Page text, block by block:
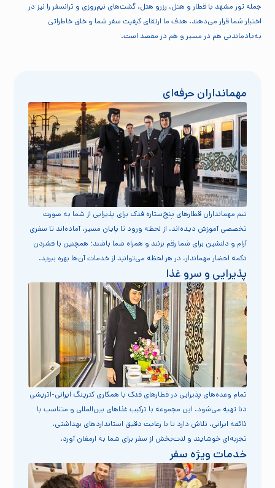
جمله تور مشهد با قطار و هتل، رزرو هتل، گشت‌های نیم‌روزی و ترانسفر را نیز در
اختیار شما قرار می‌دهند. هدف ما ارتقای کیفیت سفر شما و خلق خاطراتی
به‌یادماندنی هم در مسیر و هم در مقصد است.
مهمانداران حرفه‌ای
تیم مهمانداران قطارهای پنج‌ستاره فدک برای پذیرایی از شما به صورت
تخصصی آموزش دیده‌اند. از لحظه ورود تا پایان مسیر، آماده‌اند تا سفری
آرام و دلنشین برای شما رقم بزنند و همراه شما باشند؛ همچنین با فشردن
دکمه احضار مهماندار، در هر لحظه می‌توانید از خدمات آن‌ها بهره ببرید.
پذیرایی و سرو غذا
تمام وعده‌های پذیرایی در قطارهای فدک با همکاری کترینگ ایرانی-اتریشی
دنا تهیه می‌شود. این مجموعه با ترکیب غذاهای بین‌المللی و متناسب با
ذائقه ایرانی، تلاش دارد تا با رعایت دقیق استانداردهای بهداشتی،
تجربه‌ای خوشایند و لذت‌بخش از سفر برای شما به ارمغان آورد.
خدمات ویژه سفر